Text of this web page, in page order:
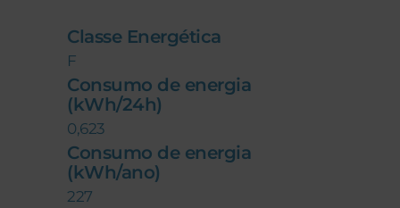
Classe Energética
F
Consumo de energia
(kWh/24h)
0,623
Consumo de energia
(kWh/ano)
227